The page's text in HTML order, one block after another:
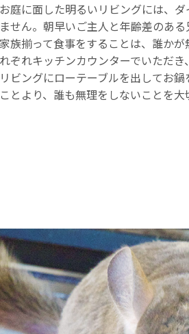
庭に面した明るいリビングには、
せん。朝早いご主人と年齢差のあ
族揃って食事をすることは、誰か
ぞれキッチンカウンターでいただ
ビングにローテーブルを出してお
とより、誰も無理をしないことを大